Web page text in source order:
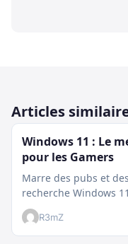
Articles
Windows 11 : Le
pour les Gamers
Marre des pubs et
recherche Windows
nettoyage…
R3mZ